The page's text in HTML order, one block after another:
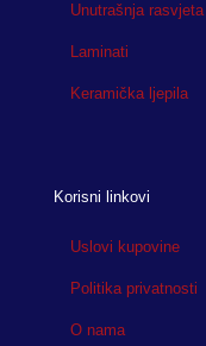
Unutrašnja rasvjeta
Laminati
Keramička ljepila
Korisni linkovi
Uslovi kupovine
Politika privatnosti
O nama